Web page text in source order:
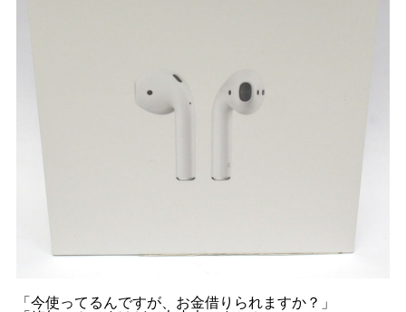
「今使ってるんですが、お金借りられますか？」